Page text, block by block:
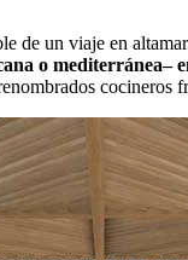
de un viaje en
o mediterránea–
cocineros